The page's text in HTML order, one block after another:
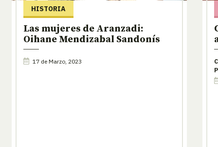
HISTORIA
Las mujeres de Aranzadi:
Oihane Mendizabal Sandonís
17 de Marzo, 2023